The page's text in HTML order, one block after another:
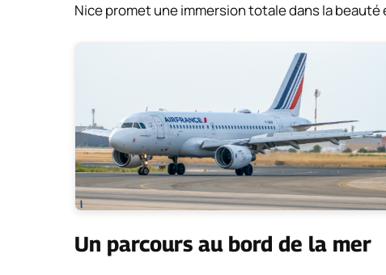
Nice promet une immersion totale dans la beauté
Un parcours au bord de la mer